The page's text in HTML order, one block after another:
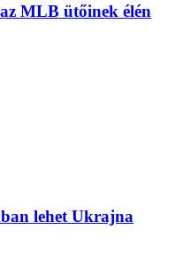
MLB ütőinek élén
lehet Ukrajna